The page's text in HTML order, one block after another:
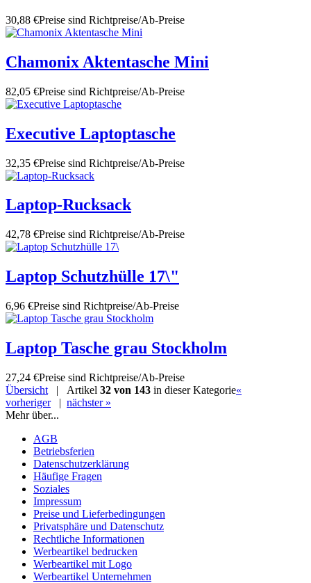
30,88 €Preise sind Richtpreise/Ab-Preise
Chamonix Aktentasche Mini
82,05 €Preise sind Richtpreise/Ab-Preise
Executive Laptoptasche
32,35 €Preise sind Richtpreise/Ab-Preise
Laptop-Rucksack
42,78 €Preise sind Richtpreise/Ab-Preise
Laptop Schutzhülle 17\"
6,96 €Preise sind Richtpreise/Ab-Preise
Laptop Tasche grau Stockholm
27,24 €Preise sind Richtpreise/Ab-Preise
Übersicht | Artikel 32 von 143 in dieser Kategorie«
vorheriger| nächster »
Mehr über...
AGB
Betriebsferien
Datenschutzerklärung
Häufige Fragen
Soziales
Impressum
Preise und Lieferbedingungen
Privatsphäre und Datenschutz
Rechtliche Informationen
Werbeartikel bedrucken
Werbeartikel mit Logo
Werbeartikel Unternehmen